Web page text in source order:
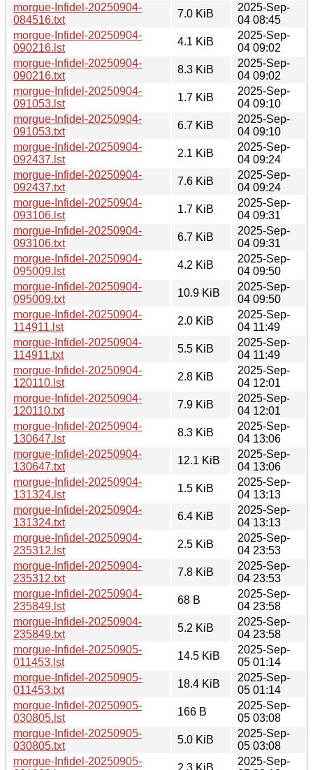
morgue-Infidel-20250904-
084516.txt
7.0 KiB
2025-Sep-
04 08:45
morgue-Infidel-20250904-
090216.lst
4.1 KiB
2025-Sep-
04 09:02
morgue-Infidel-20250904-
090216.txt
8.3 KiB
2025-Sep-
04 09:02
morgue-Infidel-20250904-
091053.lst
1.7 KiB
2025-Sep-
04 09:10
morgue-Infidel-20250904-
091053.txt
6.7 KiB
2025-Sep-
04 09:10
morgue-Infidel-20250904-
092437.lst
2.1 KiB
2025-Sep-
04 09:24
morgue-Infidel-20250904-
092437.txt
7.6 KiB
2025-Sep-
04 09:24
morgue-Infidel-20250904-
093106.lst
1.7 KiB
2025-Sep-
04 09:31
morgue-Infidel-20250904-
093106.txt
6.7 KiB
2025-Sep-
04 09:31
morgue-Infidel-20250904-
095009.lst
4.2 KiB
2025-Sep-
04 09:50
morgue-Infidel-20250904-
095009.txt
10.9 KiB
2025-Sep-
04 09:50
morgue-Infidel-20250904-
114911.lst
2.0 KiB
2025-Sep-
04 11:49
morgue-Infidel-20250904-
114911.txt
5.5 KiB
2025-Sep-
04 11:49
morgue-Infidel-20250904-
120110.lst
2.8 KiB
2025-Sep-
04 12:01
morgue-Infidel-20250904-
120110.txt
7.9 KiB
2025-Sep-
04 12:01
morgue-Infidel-20250904-
130647.lst
8.3 KiB
2025-Sep-
04 13:06
morgue-Infidel-20250904-
130647.txt
12.1 KiB
2025-Sep-
04 13:06
morgue-Infidel-20250904-
131324.lst
1.5 KiB
2025-Sep-
04 13:13
morgue-Infidel-20250904-
131324.txt
6.4 KiB
2025-Sep-
04 13:13
morgue-Infidel-20250904-
235312.lst
2.5 KiB
2025-Sep-
04 23:53
morgue-Infidel-20250904-
235312.txt
7.8 KiB
2025-Sep-
04 23:53
morgue-Infidel-20250904-
235849.lst
68 B
2025-Sep-
04 23:58
morgue-Infidel-20250904-
235849.txt
5.2 KiB
2025-Sep-
04 23:58
morgue-Infidel-20250905-
011453.lst
14.5 KiB
2025-Sep-
05 01:14
morgue-Infidel-20250905-
011453.txt
18.4 KiB
2025-Sep-
05 01:14
morgue-Infidel-20250905-
030805.lst
166 B
2025-Sep-
05 03:08
morgue-Infidel-20250905-
030805.txt
5.0 KiB
2025-Sep-
05 03:08
morgue-Infidel-20250905-
2.3 KiB
2025-Sep-